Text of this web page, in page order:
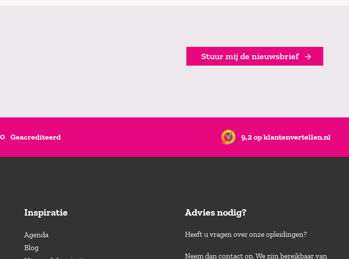
Stuur mij de nieuwsbrief
Geacrediteerd 9,2 op klantenvertellen.nl
Inspiratie
Agenda
Blog
Advies nodig?
Heeft u vragen over onze opleidingen?
Neem dan contact op. We zijn bereikbaar van